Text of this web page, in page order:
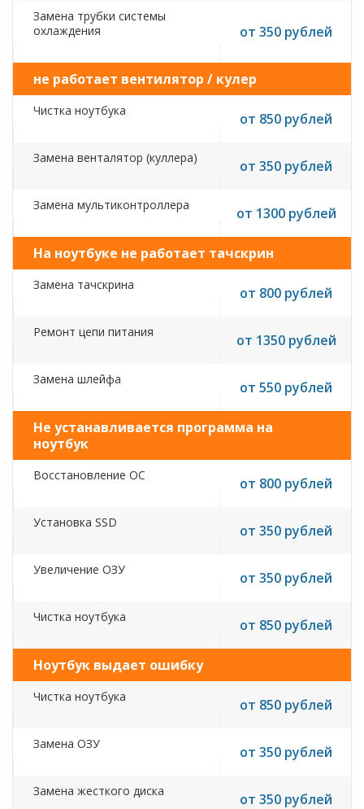
Замена трубки системы
охлаждения
от 350 рублей
не работает вентилятор / кулер
Чистка ноутбука от 850 рублей
Замена венталятор (куллера) от 350 рублей
Замена мультиконтроллера от 1300 рублей
На ноутбуке не работает тачскрин
Замена тачскрина от 800 рублей
Ремонт цепи питания от 1350 рублей
Замена шлейфа от 550 рублей
Не устанавливается программа на
ноутбук
Восстановление ОС от 800 рублей
Установка SSD от 350 рублей
Увеличение ОЗУ от 350 рублей
Чистка ноутбука от 850 рублей
Ноутбук выдает ошибку
Чистка ноутбука от 850 рублей
Замена ОЗУ от 350 рублей
Замена жесткого диска от 350 рублей